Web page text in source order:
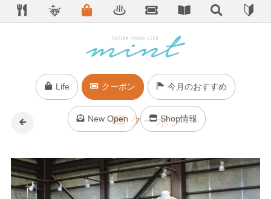
Life クーポン 今月のおすすめ
New Open Shop情報
クーポン